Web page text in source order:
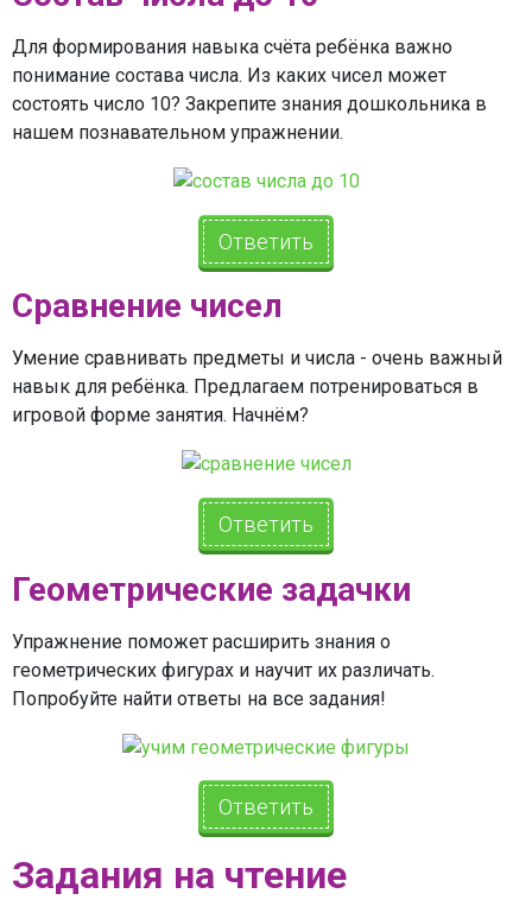
Для формирования навыка счёта ребёнка важно
понимание состава числа. Из каких чисел может
состоять число 10? Закрепите знания дошкольника в
нашем познавательном упражнении.
Ответить
Сравнение чисел
Умение сравнивать предметы и числа - очень важный
навык для ребёнка. Предлагаем потренироваться в
игровой форме занятия. Начнём?
Ответить
Геометрические задачки
Упражнение поможет расширить знания о
геометрических фигурах и научит их различать.
Попробуйте найти ответы на все задания!
Ответить
Задания на чтение